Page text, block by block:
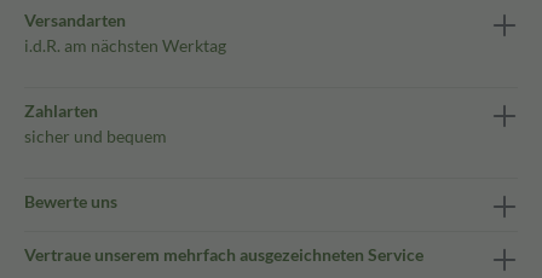
Versandarten
i.d.R. am nächsten Werktag
Zahlarten
sicher und bequem
Bewerte uns
Vertraue unserem mehrfach ausgezeichneten Service